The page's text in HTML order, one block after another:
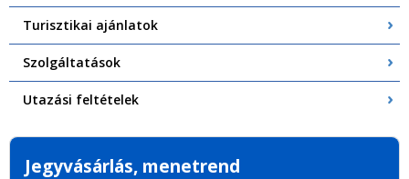
Turisztikai ajánlatok
Szolgáltatások
Utazási feltételek
Jegyvásárlás, menetrend